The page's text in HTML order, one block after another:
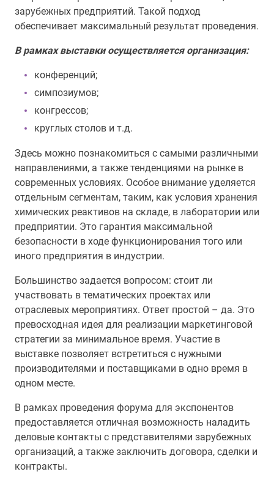
зарубежных предприятий. Такой подход
обеспечивает максимальный результат проведения.
В рамках выставки осуществляется организация:
конференций;
симпозиумов;
конгрессов;
круглых столов и т.д.
Здесь можно познакомиться с самыми различными
направлениями, а также тенденциями на рынке в
современных условиях. Особое внимание уделяется
отдельным сегментам, таким, как условия хранения
химических реактивов на складе, в лаборатории или
предприятии. Это гарантия максимальной
безопасности в ходе функционирования того или
иного предприятия в индустрии.
Большинство задается вопросом: стоит ли
участвовать в тематических проектах или
отраслевых мероприятиях. Ответ простой – да. Это
превосходная идея для реализации маркетинговой
стратегии за минимальное время. Участие в
выставке позволяет встретиться с нужными
производителями и поставщиками в одно время в
одном месте.
В рамках проведения форума для экспонентов
предоставляется отличная возможность наладить
деловые контакты с представителями зарубежных
организаций, а также заключить договора, сделки и
контракты.